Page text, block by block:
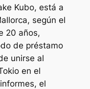
Kubo, está a
según el
20 años,
de préstamo
unirse al
en el
el